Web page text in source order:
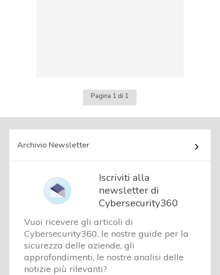
Pagina 1 di 1
Archivio Newsletter
Iscriviti alla
newsletter di
Cybersecurity360
Vuoi ricevere gli articoli di
Cybersecurity360, le nostre guide per la
sicurezza delle aziende, gli
approfondimenti, le nostre analisi delle
notizie più rilevanti?